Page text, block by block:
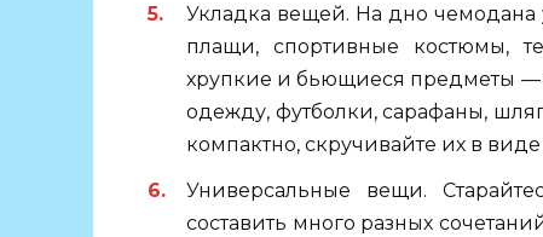
Укладка вещей. На дно
плащи, спортивные костюмы,
хрупкие и бьющиеся предметы —
одежду, футболки, сарафаны,
компактно, скручивайте их в
Универсальные вещи.
составить много разных